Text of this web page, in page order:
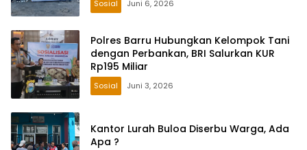
Sosial Juni 6, 2026
Polres Barru Hubungkan Kelompok Tani
dengan Perbankan, BRI Salurkan KUR
Rp195 Miliar
Sosial Juni 3, 2026
Kantor Lurah Buloa Diserbu Warga, Ada
Apa ?